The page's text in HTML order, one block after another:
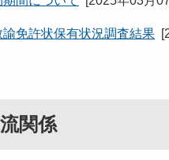
免許状保有状況調査結果 [
関係